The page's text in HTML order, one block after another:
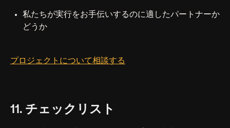
私たちが実行をお手伝いするのに適したパートナーか
どうか
プロジェクトについて相談する
11. チェックリスト